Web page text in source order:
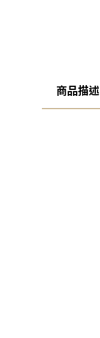
商品描述